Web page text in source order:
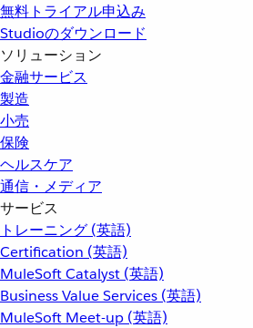
無料トライアル申込み
Studioのダウンロード
ソリューション
金融サービス
製造
小売
保険
ヘルスケア
通信・メディア
サービス
トレーニング (英語)
Certification (英語)
MuleSoft Catalyst (英語)
Business Value Services (英語)
MuleSoft Meet-up (英語)